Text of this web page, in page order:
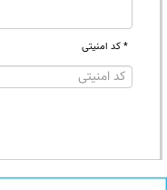
* کد امنیتی